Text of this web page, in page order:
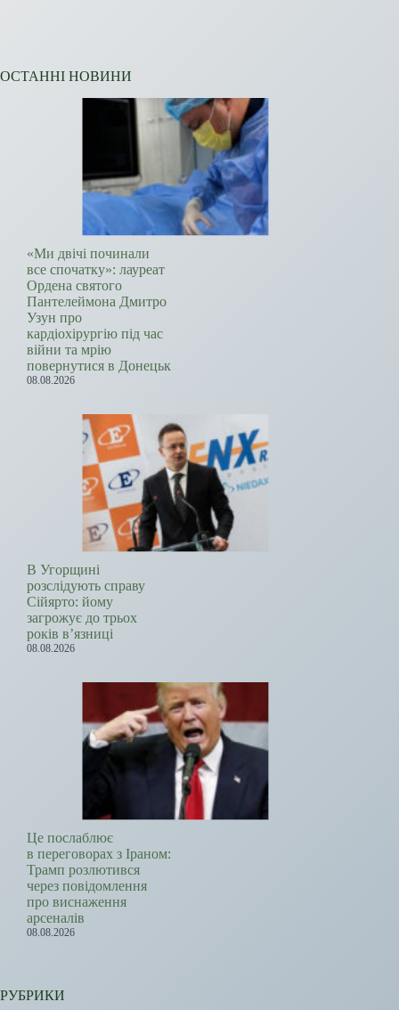
ОСТАННІ НОВИНИ
«Ми двічі починали
все спочатку»: лауреат
Ордена святого
Пантелеймона Дмитро
Узун про
кардіохірургію під час
війни та мрію
повернутися в Донецьк
08.08.2026
В Угорщині
розслідують справу
Сійярто: йому
загрожує до трьох
років в’язниці
08.08.2026
Це послаблює
в переговорах з Іраном:
Трамп розлютився
через повідомлення
про виснаження
арсеналів
08.08.2026
РУБРИКИ